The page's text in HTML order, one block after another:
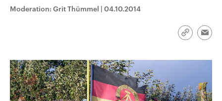
und Hintergründe zu den Parteien
und Kandidaten der anstehenden
Moderation: Grit Thümmel | 04.10.2014
Link